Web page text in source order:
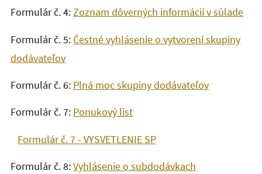
Formulár č. 4:Zoznam dôverných informácií v súlade
Formulár č. 5: Čestné vyhlásenie o vytvorení skupiny
dodávateľov
Formulár č. 6: Plná moc skupiny dodávateľov
Formulár č. 7: Ponukový list
Formulár č. 7 - VYSVETLENIE SP
Formulár č. 8:Vyhlásenie o subdodávkach